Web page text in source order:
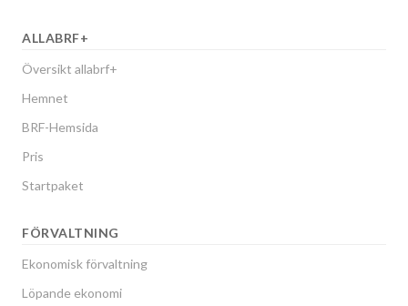
ALLABRF+
Översikt allabrf+
Hemnet
BRF-Hemsida
Pris
Startpaket
FÖRVALTNING
Ekonomisk förvaltning
Löpande ekonomi